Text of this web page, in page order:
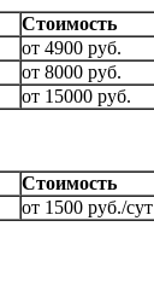
Стоимость
от 4900 руб.
от 8000 руб.
от 15000 руб.
Стоимость
от 1500 руб./сут